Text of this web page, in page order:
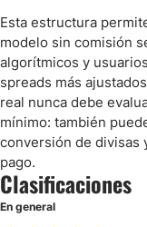
Esta estructura
modelo sin comisión
algorítmicos y
spreads más
real nunca debe
mínimo: también
conversión de divisas
pago.
Clasificaciones
En general